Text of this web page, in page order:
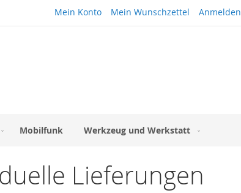
Mein Konto Mein Wunschzettel Anmelden
Mobilfunk Werkzeug und Werkstatt
Lieferungen